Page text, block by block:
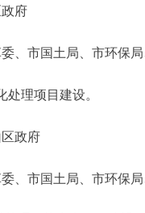
府
市国土局、市环保局
理项目建设。
政府
市国土局、市环保局